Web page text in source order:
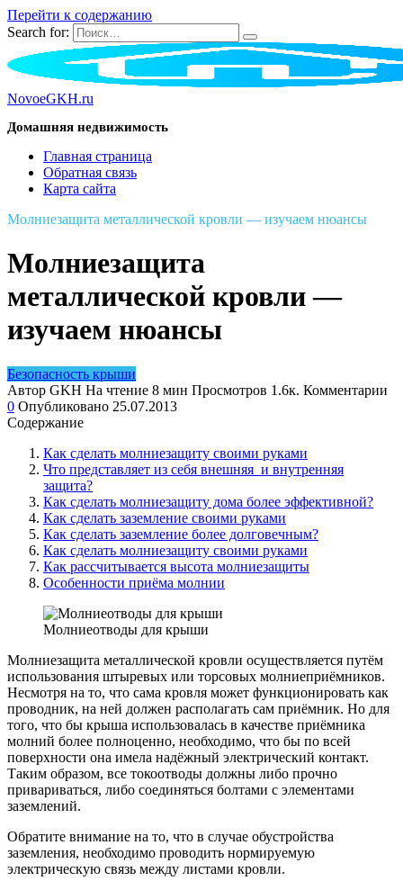
Перейти к содержанию
Search for:
NovoeGKH.ru
Домашняя недвижимость
Главная страница
Обратная связь
Карта сайта
Молниезащита металлической кровли — изучаем нюансы
Молниезащита
металлической кровли —
изучаем нюансы
Безопасность крыши
Автор GKH На чтение 8 мин Просмотров 1.6к. Комментарии
0 Опубликовано 25.07.2013
Содержание
Как сделать молниезащиту своими руками
Что представляет из себя внешняя и внутренняя
защита?
Как сделать молниезащиту дома более эффективной?
Как сделать заземление своими руками
Как сделать заземление более долговечным?
Как сделать молниезащиту своими руками
Как рассчитывается высота молниезащиты
Особенности приёма молнии
Молниеотводы для крыши
Молниезащита металлической кровли осуществляется путём
использования штыревых или торсовых молниеприёмников.
Несмотря на то, что сама кровля может функционировать как
проводник, на ней должен располагать сам приёмник. Но для
того, что бы крыша использовалась в качестве приёмника
молний более полноценно, необходимо, что бы по всей
поверхности она имела надёжный электрический контакт.
Таким образом, все токоотводы должны либо прочно
привариваться, либо соединяться болтами с элементами
заземлений.
Обратите внимание на то, что в случае обустройства
заземления, необходимо проводить нормируемую
электрическую связь между листами кровли.